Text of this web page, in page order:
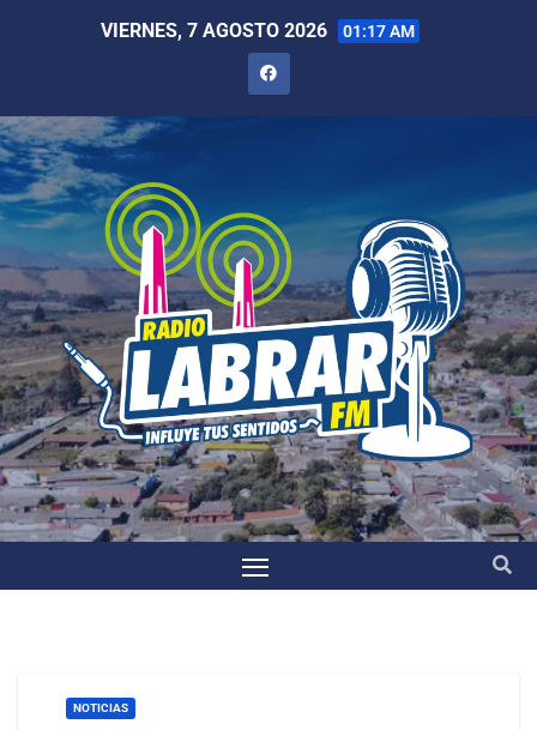
VIERNES, 7 AGOSTO 2026 01:17 AM
NOTICIAS